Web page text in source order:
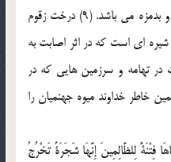
این درخت که زقوم نام دارد، بسیار تلخ و بدمزه می باشد. (9) درخت زقوم
ای است که در اثر اصابت به
تهامه و سرزمین هایی که در
خاطر خداوند میوه جهنمیان را
فِتْنَةً لِلظَّالِمِینَ‌ إِنَّهَا شَجَرَةٌ تَخْرُجُ